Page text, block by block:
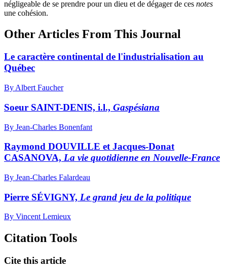
négligeable de se prendre pour un dieu et de dégager de ces notes
une cohésion.
Other Articles From This Journal
Le caractère continental de l'industrialisation au
Québec
By Albert Faucher
Soeur SAINT-DENIS, i.l., Gaspésiana
By Jean-Charles Bonenfant
Raymond DOUVILLE et Jacques-Donat
CASANOVA, La vie quotidienne en Nouvelle-France
By Jean-Charles Falardeau
Pierre SÉVIGNY, Le grand jeu de la politique
By Vincent Lemieux
Citation Tools
Cite this article